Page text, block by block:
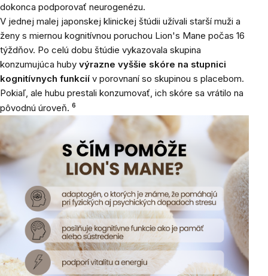
dokonca podporovať neurogenézu.
V jednej malej japonskej klinickej štúdii užívali starší muži a
ženy s miernou kognitívnou poruchou Lion's Mane počas 16
týždňov. Po celú dobu štúdie vykazovala skupina
konzumujúca huby výrazne vyššie skóre na stupnici
kognitívnych funkcií v porovnaní so skupinou s placebom.
Pokiaľ, ale hubu prestali konzumovať, ich skóre sa vrátilo na
pôvodnú úroveň. 6